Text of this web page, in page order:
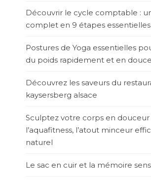
Découvrir le cycle comptable :
complet en 9 étapes essentielles
Postures de Yoga essentielles
du poids rapidement et en
Découvrez les saveurs du
kaysersberg alsace
Sculptez votre corps en douceur
l’aquafitness, l’atout minceur
naturel
Le sac en cuir et la mémoire